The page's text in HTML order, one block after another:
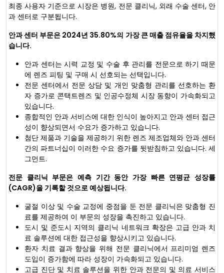
최종 사용자 기준으로 시장은 병원, 전문 클리닉, 외래 수술 센터, 안
과 센터로 구분됩니다.
안과 센터 부문은 2024년 35.80%의 가장 큰 매출 점유율을 차지했
습니다.
안과 센터는 시력 교정 및 수술 후 관리를 전문으로 하기 때문
에 렌즈 피팅 및 구매 시 선호되는 선택입니다.
전문 센터에서 전문 상담 및 개인 맞춤형 관리를 선호하는 환
자 증가로 콘택트렌즈 및 인공수정체 시장 동향이 가속화되고
있습니다.
종합적인 안과 서비스에 대한 인식이 높아지고 안과 센터 접근
성이 향상되면서 수요가 증가하고 있습니다.
첨단 제품과 기술을 제공하기 위한 렌즈 제조업체와 안과 센터
간의 파트너십이 이러한 수요 증가를 뒷받침하고 있습니다. 세
그먼트.
전문 클리닉 부문은 예측 기간 동안 가장 빠른 연평균 성장률
(CAGR)을 기록할 것으로 예상됩니다.
굴절 이상 및 수술 교정에 중점을 둔 전문 클리닉은 맞춤형 진
료를 제공하여 이 부문의 성장을 촉진하고 있습니다.
도시 및 준도시 지역의 클리닉 네트워크 확장은 고급 안과 치
료 솔루션에 대한 접근성을 향상시키고 있습니다.
환자 치료 결과 향상을 위해 전문 클리닉에서 프리미엄 렌즈
도입이 증가함에 따라 성장이 가속화되고 있습니다.
고급 진단 및 치료 솔루션을 위한 안과 전문의 및 의료 서비스